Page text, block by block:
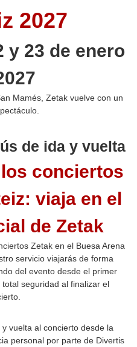
2027
y 23 de enero
Mamés, Zetak vuelve con un
de ida y vuelta
conciertos
viaja en el
de Zetak
Zetak en el Buesa Arena
servicio viajarás de forma
del evento desde el primer
seguridad al finalizar el
vuelta al concierto desde la
personal por parte de Divertis